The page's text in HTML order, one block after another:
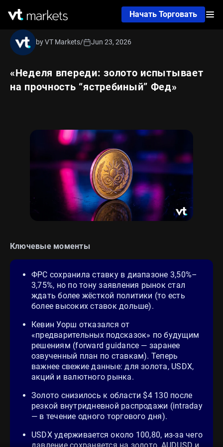
Начать Торговать
«Неделя впереди: золото испытывает
на прочность “ястребиный” Фед»
by VT Markets/ Jun 23, 2026
Ключевые моменты
ФРС сохранила ставку в диапазоне 3,50%–
3,75%, но по тону заявления рынок стал
ждать более жёсткой политики (то есть
более высоких ставок дольше).
Кевин Уорш отказался от
«предварительных подсказок» по будущим
решениям (forward guidance — заранее
озвученный план по ставкам). Теперь
важнее свежие данные: для золота, USDX,
акций и валютного рынка.
Золото снизилось к области $4 130 после
резкой внутридневной распродажи (intraday
— в течение одного торгового дня).
USDX удерживается около 100,80, из‑за чего